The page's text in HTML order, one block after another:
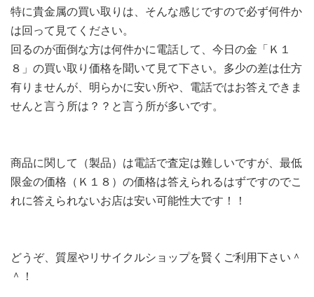
特に貴金属の買い取りは、そんな感じですので必ず何件か
は回って見てください。
回るのが面倒な方は何件かに電話して、今日の金「Ｋ１
８」の買い取り価格を聞いて見て下さい。多少の差は仕方
有りませんが、明らかに安い所や、電話ではお答えできま
せんと言う所は？？と言う所が多いです。
商品に関して（製品）は電話で査定は難しいですが、最低
限金の価格（Ｋ１８）の価格は答えられるはずですのでこ
れに答えられないお店は安い可能性大です！！
どうぞ、質屋やリサイクルショップを賢くご利用下さい＾
＾！